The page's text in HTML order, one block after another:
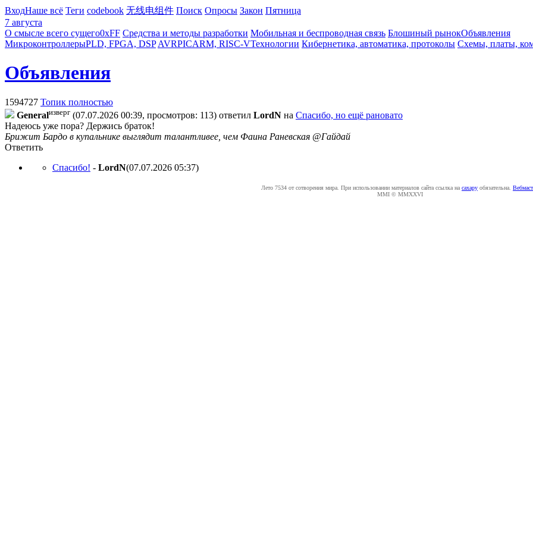
ВходНаше всё Теги codebook 无线电组件 Поиск Опросы Закон Пятница
7 августа
О смысле всего сущего0xFF Средства и методы разработки Мобильная и беспроводная связь Блошиный рынокОбъявления
МикроконтроллерыPLD, FPGA, DSP AVRPICARM, RISC-VТехнологии Кибернетика, автоматика, протоколы Схемы, платы,
Объявления
1594727 Топик полностью
Generalизверг (07.07.2026 00:39, просмотров: 113) ответил LordN на Спасибо, но ещё рановато
Надеюсь уже пора? Держись браток!
Брижит Бардо в купальнике выглядит талантливее, чем Фаина Раневская @Гайдай
Ответить
Спасибо! - LordN(07.07.2026 05:37)
Лето 7534 от сотворения мира. При использовании материалов сайта ссылка на caxapу обязательна.
MMI © MMXXVI